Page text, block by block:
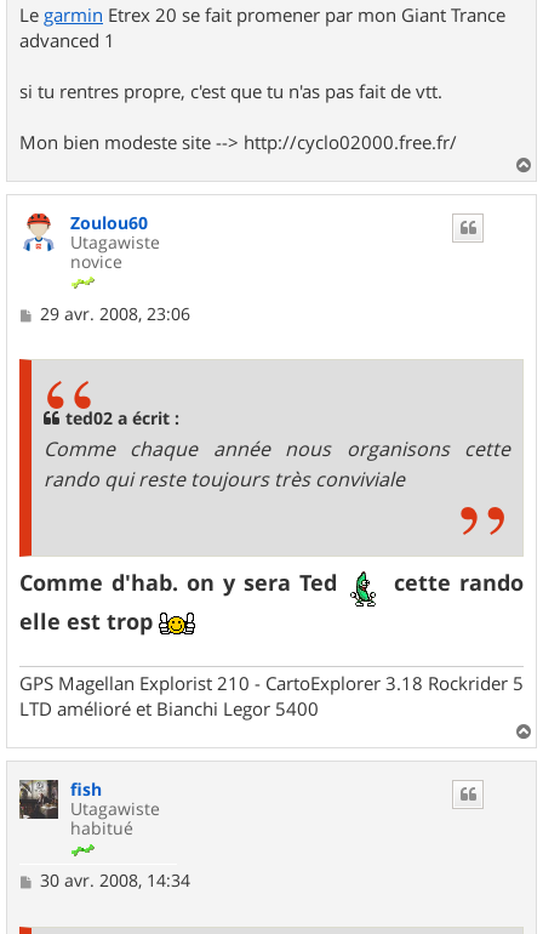
Le garmin Etrex 20 se fait promener par mon Giant Trance
advanced 1
si tu rentres propre, c'est que tu n'as pas fait de vtt.
Mon bien modeste site --> http://cyclo02000.free.fr/
a
u
Zoulou60
Utagawiste
novice
M
29 avr. 2008, 23:06
ted02 a écrit :
Comme chaque année nous organisons cette
rando qui reste toujours très conviviale
Comme d'hab. on y sera Ted
cette rando
elle est trop
GPS Magellan Explorist 210 - CartoExplorer 3.18 Rockrider 5
LTD amélioré et Bianchi Legor 5400
a
fish
Utagawiste
habitué
M
30 avr. 2008, 14:34